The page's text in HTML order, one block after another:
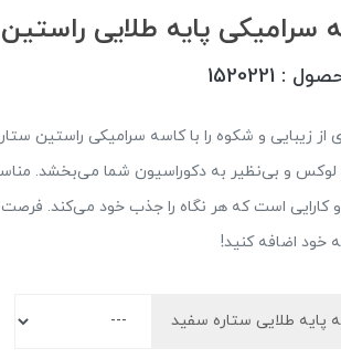
سرامیکی پایه طلایی
: 1520221
از زیبایی و شکوه را با کاسه سرامیکی راستین
لوکس و بی‌نظیر به دکوراسیون شما می‌بخشد. مناسب
کارایی است که هر نگاه را جذب خود می‌کند. فرصت
خود اضافه کنید!
پایه طلایی ستاره سفید